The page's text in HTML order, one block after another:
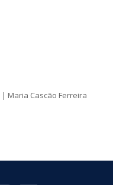
| Maria Cascão Ferreira